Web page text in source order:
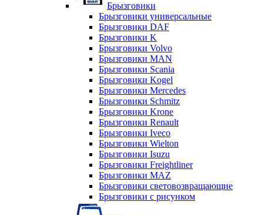
Брызговики
Брызговики универсальные
Брызговики DAF
Брызговики K
Брызговики Volvo
Брызговики MAN
Брызговики Scania
Брызговики Kogel
Брызговики Mercedes
Брызговики Schmitz
Брызговики Krone
Брызговики Renault
Брызговики Iveco
Брызговики Wielton
Брызговики Isuzu
Брызговики Freightliner
Брызговики MAZ
Брызговики световозвращающие
Брызговики с рисунком